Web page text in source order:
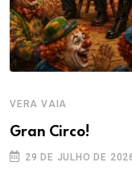
VERA VAIA
Gran Circo!
29 DE JULHO DE